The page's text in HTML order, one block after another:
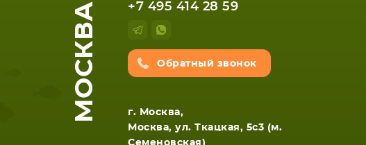
МОСКВА +7 495 414 28 59
Обратный звонок
г. Москва,
Москва, ул. Ткацкая, 5с3 (м.
Семеновская)